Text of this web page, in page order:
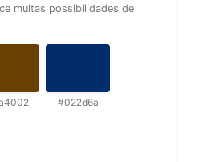
muitas possibilidades de
#022d6a